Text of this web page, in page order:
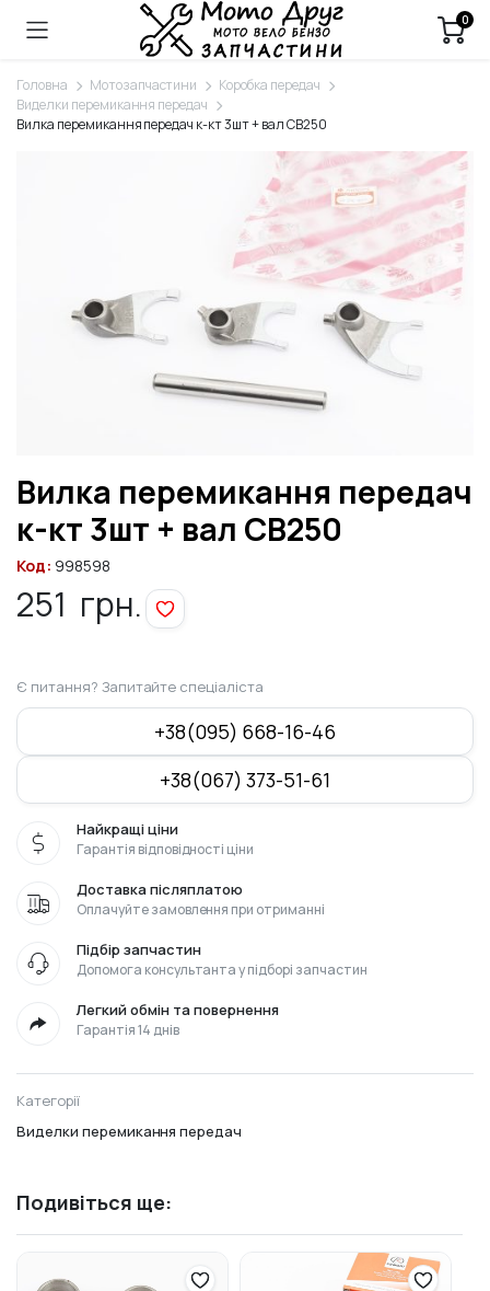
0
Головна Мотозапчастини
Коробка передач
Виделки перемикання передач
Вилка перемикання передач к-кт 3шт + вал СВ250
Вилка перемикання передач
к-кт 3шт + вал СВ250
Код: 998598
251 грн.
Є питання? Запитайте спеціаліста
+38(095) 668-16-46
+38(067) 373-51-61
Найкращі ціни
Гарантія відповідності ціни
Доставка післяплатою
Оплачуйте замовлення при отриманні
Підбір запчастин
Допомога консультанта у підборі запчастин
Легкий обмін та повернення
Гарантія 14 днів
Категорії
Виделки перемикання передач
Подивіться ще: